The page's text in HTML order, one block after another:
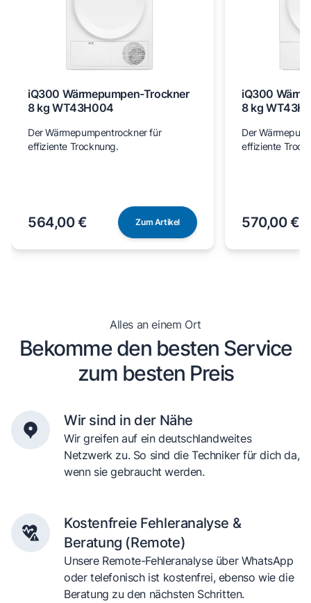
iQ300 Wärmepumpen-Trockner
8 kg WT43H004
Der Wärmepumpentrockner für
effiziente Trocknung.
564,00 € Zum Artikel
iQ300
8 kg
Der
effiziente
570,00 €
Alles an einem Ort
Bekomme den besten Service
zum besten Preis
Wir sind in der Nähe
Wir greifen auf ein deutschlandweites
Netzwerk zu. So sind die Techniker für dich da,
wenn sie gebraucht werden.
Kostenfreie Fehleranalyse &
Beratung (Remote)
Unsere Remote-Fehleranalyse über WhatsApp
oder telefonisch ist kostenfrei, ebenso wie die
Beratung zu den nächsten Schritten.